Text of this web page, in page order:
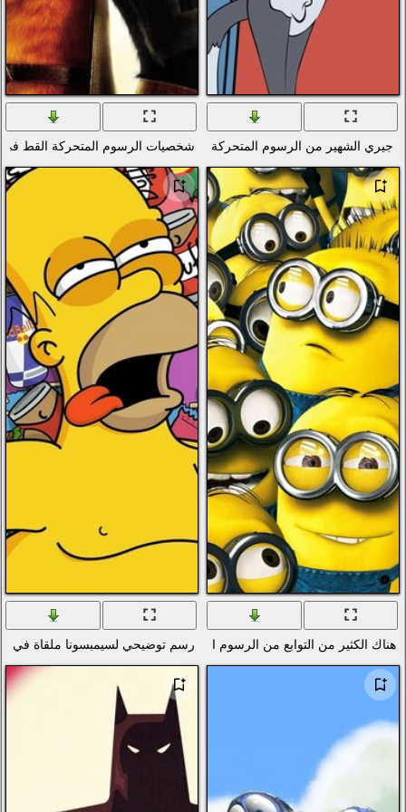
شخصيات الرسوم المتحركة القط في الأحذية. قبعة مع ريشة وسيف
رسم توضيحي لسيمبسونا ملقاة في كومة من القمامة
المتحركة